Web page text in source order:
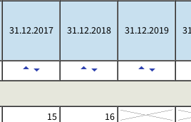
31.12.2017 31.12.2018 31.12.2019
15
16